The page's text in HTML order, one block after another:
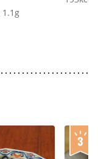
1.1 g